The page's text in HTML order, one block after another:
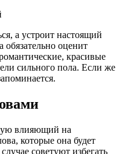
а устроит настоящий
оценит
красивые
сильного пола. Если же
влияющий на
которые она будет
советуют избегать